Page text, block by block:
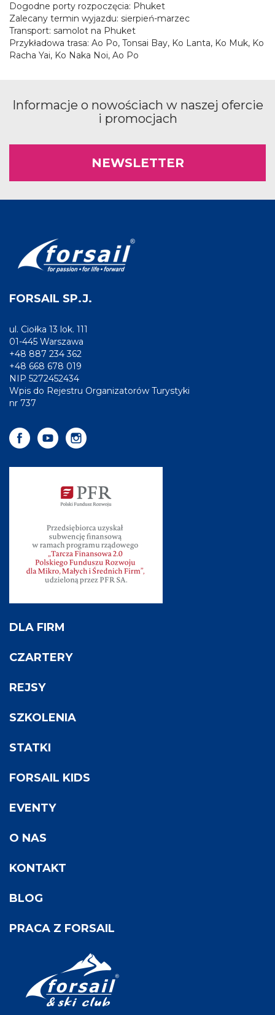
Dogodne porty rozpoczęcia: Phuket
Zalecany termin wyjazdu: sierpień-marzec
Transport: samolot na Phuket
Przykładowa trasa: Ao Po, Tonsai Bay, Ko Lanta, Ko Muk, Ko
Racha Yai, Ko Naka Noi, Ao Po
Informacje o nowościach w naszej ofercie
i promocjach
FORSAIL SP.J.
ul. Ciołka 13 lok. 111
01-445 Warszawa
+48 887 234 362
+48 668 678 019
NIP 5272452434
Wpis do Rejestru Organizatorów Turystyki
nr 737
DLA FIRM
CZARTERY
REJSY
SZKOLENIA
STATKI
FORSAIL KIDS
EVENTY
O NAS
KONTAKT
BLOG
PRACA Z FORSAIL